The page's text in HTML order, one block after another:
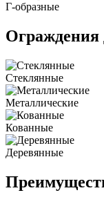
Г-образные
Ограждения
Стеклянные
Металлические
Кованные
Деревянные